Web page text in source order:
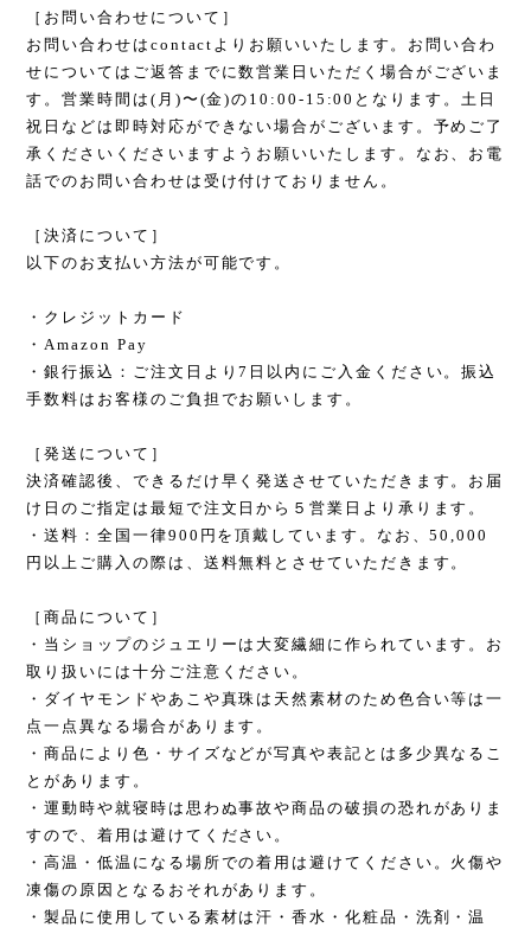
［お問い合わせについて］
お問い合わせはcontactよりお願いいたします。お問い合わ
せについてはご返答までに数営業日いただく場合がございま
す。営業時間は(月)〜(金)の10:00-15:00となります。土日
祝日などは即時対応ができない場合がございます。予めご了
承くださいくださいますようお願いいたします。なお、お電
話でのお問い合わせは受け付けておりません。
［決済について］
以下のお支払い方法が可能です。
・クレジットカード
・Amazon Pay
・銀行振込：ご注文日より7日以内にご入金ください。振込
手数料はお客様のご負担でお願いします。
［発送について］
決済確認後、できるだけ早く発送させていただきます。お届
け日のご指定は最短で注文日から５営業日より承ります。
・送料：全国一律900円を頂戴しています。なお、50,000
円以上ご購入の際は、送料無料とさせていただきます。
［商品について］
・当ショップのジュエリーは大変繊細に作られています。お
取り扱いには十分ご注意ください。
・ダイヤモンドやあこや真珠は天然素材のため色合い等は一
点一点異なる場合があります。
・商品により色・サイズなどが写真や表記とは多少異なるこ
とがあります。
・運動時や就寝時は思わぬ事故や商品の破損の恐れがありま
すので、着用は避けてください。
・高温・低温になる場所での着用は避けてください。火傷や
凍傷の原因となるおそれがあります。
・製品に使用している素材は汗・香水・化粧品・洗剤・温